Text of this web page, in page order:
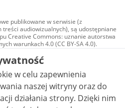
publikowane w serwisie (z
treści audiowizualnych), są udostępniane
Creative Commons: uznanie autorstwa
warunkach 4.0 (CC BY-SA 4.0).
w tym zdjęcia, materiały
są udostępniane na licencji typu
uznanie autorstwa użycie
- bez utworów zależnych 4.0 (CC BY-
ile nie jest to stwierdzone inaczej.
w celu zapewnienia
naszej witryny oraz do
strony. Dzięki nim